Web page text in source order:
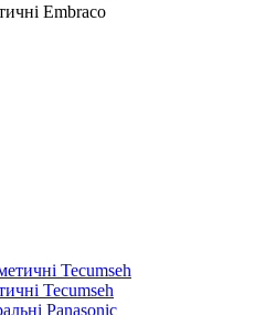
Embraco
Tecumseh